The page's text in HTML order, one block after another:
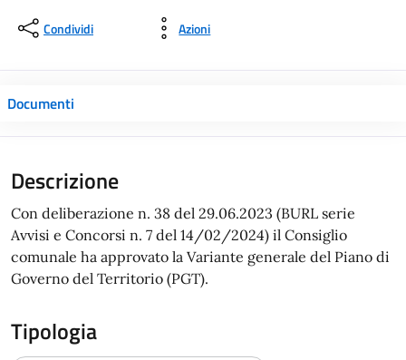
Condividi Azioni
Documenti
Descrizione
Con deliberazione n. 38 del 29.06.2023 (BURL serie
Avvisi e Concorsi n. 7 del 14/02/2024) il Consiglio
comunale ha approvato la Variante generale del Piano di
Governo del Territorio (PGT).
Tipologia